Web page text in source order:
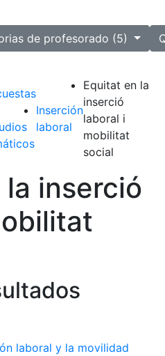
de profesorado (5)
Inserción
laboral
Equitat en la
inserció
laboral i
mobilitat
social
inserció
laboral y la movilidad